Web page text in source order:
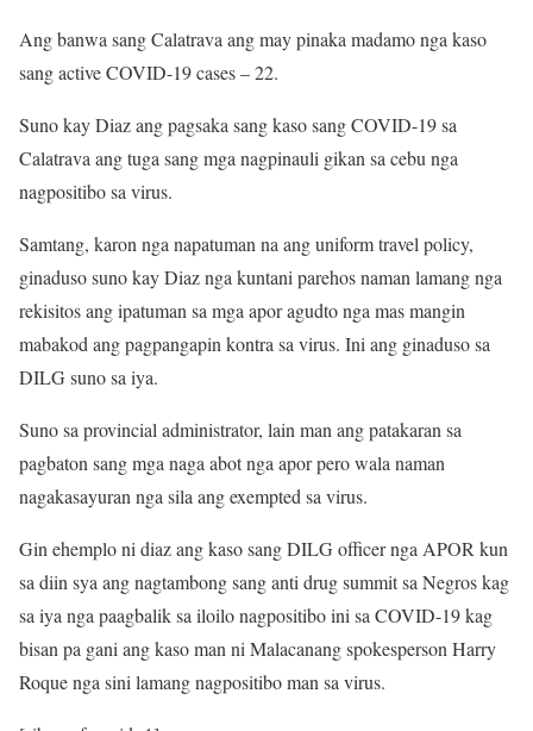
Ang banwa sang Calatrava ang may pinaka madamo nga kaso
sang active COVID-19 cases – 22.
Suno kay Diaz ang pagsaka sang kaso sang COVID-19 sa
Calatrava ang tuga sang mga nagpinauli gikan sa cebu nga
nagpositibo sa virus.
Samtang, karon nga napatuman na ang uniform travel policy,
ginaduso suno kay Diaz nga kuntani parehos naman lamang nga
rekisitos ang ipatuman sa mga apor agudto nga mas mangin
mabakod ang pagpangapin kontra sa virus. Ini ang ginaduso sa
DILG suno sa iya.
Suno sa provincial administrator, lain man ang patakaran sa
pagbaton sang mga naga abot nga apor pero wala naman
nagakasayuran nga sila ang exempted sa virus.
Gin ehemplo ni diaz ang kaso sang DILG officer nga APOR kun
sa diin sya ang nagtambong sang anti drug summit sa Negros kag
sa iya nga paagbalik sa iloilo nagpositibo ini sa COVID-19 kag
bisan pa gani ang kaso man ni Malacanang spokesperson Harry
Roque nga sini lamang nagpositibo man sa virus.